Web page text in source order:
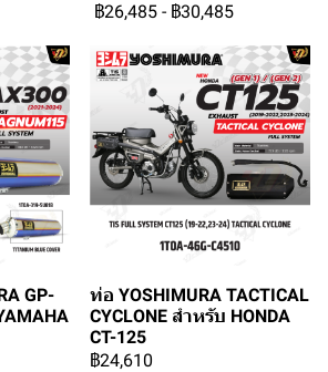
฿26,485 - ฿30,485
GP-
ท่อ YOSHIMURA TACTICAL
CYCLONE สำหรับ HONDA
CT-125
฿24,610